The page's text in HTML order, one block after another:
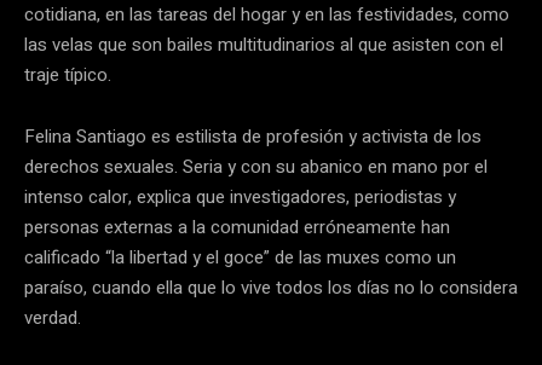
cotidiana, en las tareas del hogar y en las festividades, como
las velas que son bailes multitudinarios al que asisten con el
traje típico.
Felina Santiago es estilista de profesión y activista de los
derechos sexuales. Seria y con su abanico en mano por el
intenso calor, explica que investigadores, periodistas y
personas externas a la comunidad erróneamente han
calificado “la libertad y el goce” de las muxes como un
paraíso, cuando ella que lo vive todos los días no lo considera
verdad.